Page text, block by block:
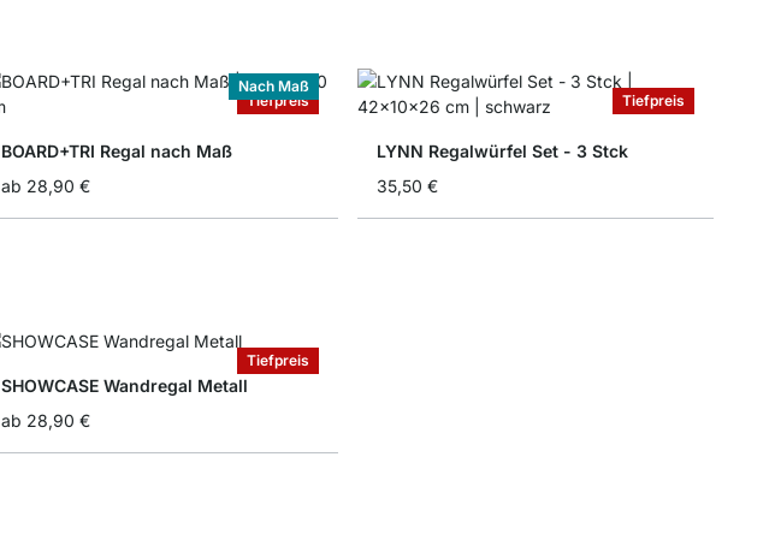
Tiefpreis
Nach Maß
BOARD+TRI Regal nach Maß
ab 28,90 €
Tiefpreis
LYNN Regalwürfel Set - 3 Stck
35,50 €
Tiefpreis
SHOWCASE Wandregal Metall
ab 28,90 €